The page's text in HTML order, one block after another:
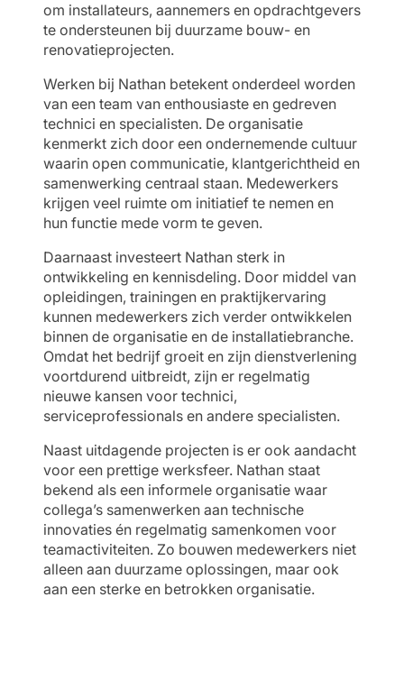
om installateurs, aannemers en opdrachtgevers
te ondersteunen bij duurzame bouw- en
renovatieprojecten.
Werken bij Nathan betekent onderdeel worden
van een team van enthousiaste en gedreven
technici en specialisten. De organisatie
kenmerkt zich door een ondernemende cultuur
waarin open communicatie, klantgerichtheid en
samenwerking centraal staan. Medewerkers
krijgen veel ruimte om initiatief te nemen en
hun functie mede vorm te geven.
Daarnaast investeert Nathan sterk in
ontwikkeling en kennisdeling. Door middel van
opleidingen, trainingen en praktijkervaring
kunnen medewerkers zich verder ontwikkelen
binnen de organisatie en de installatiebranche.
Omdat het bedrijf groeit en zijn dienstverlening
voortdurend uitbreidt, zijn er regelmatig
nieuwe kansen voor technici,
serviceprofessionals en andere specialisten.
Naast uitdagende projecten is er ook aandacht
voor een prettige werksfeer. Nathan staat
bekend als een informele organisatie waar
collega’s samenwerken aan technische
innovaties én regelmatig samenkomen voor
teamactiviteiten. Zo bouwen medewerkers niet
alleen aan duurzame oplossingen, maar ook
aan een sterke en betrokken organisatie.